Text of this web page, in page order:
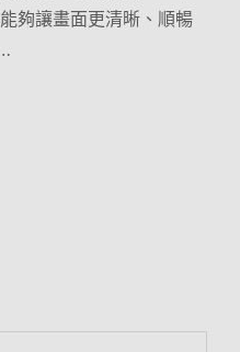
夠讓畫面更清晰、順暢